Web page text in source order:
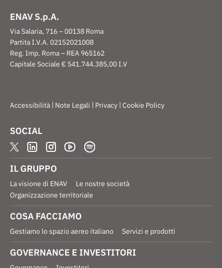
ENAV S.p.A.
Via Salaria, 716 – 00138 Roma
Partita I.V.A. 02152021008
Reg. Imp. Roma – REA 965162
Capitale Sociale € 541.744.385,00 I.V
Accessibilità | Note Legali | Privacy | Cookie Policy
SOCIAL
IL GRUPPO
La visione di ENAV
Le nostre società
Organizzazione territoriale
COSA FACCIAMO
Gestiamo lo spazio aereo italiano Servizi e prodotti
GOVERNANCE E INVESTITORI